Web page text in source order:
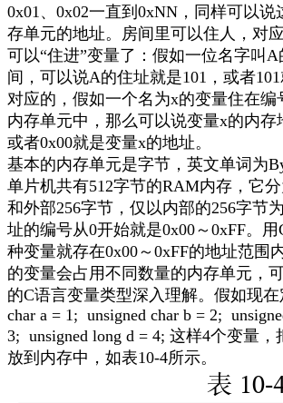
0x01 、 0x02一直到 0xNN ，同样可以
存单元的地址。房间里可以住人，对
可以“住进”变量了：假如一位名字叫 A
间，可以说A的住址就是101 ，或者101
对应的，假如一个名为x的变量住在编
内存单元中，那么可以说变量x的内存
或者0x00就是变量x的地址。
基本的内存单元是字节，英文单词为
单片机共有512字节的RAM内存，它
和外部256字节，仅以内部的256字节
址的编号从0开始就是0x00～ 0xFF。用
种变量就存在0x00～ 0xFF的地址范围
的变量会占用不同数量的内存单元，
的C语言变量类型深入理解。假如现在
char a = 1; unsigned char b = 2;
3; unsigned long d = 4; 这样4个变量，
放到内存中， 如表10-4所示。